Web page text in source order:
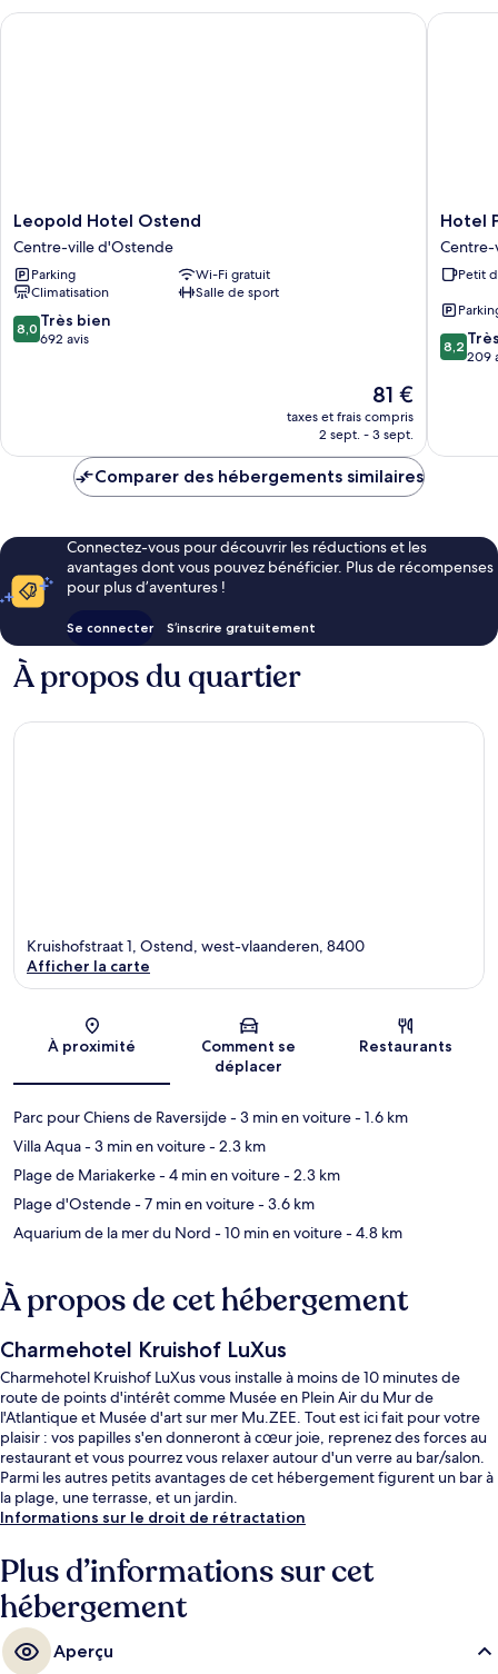
chambre
Chambre
Leopold
Hotel
Ostend
Centre-
ville
d'Ostende
Leopold Hotel Ostend
Centre-ville d'Ostende
Parking
Wi-Fi gratuit
Climatisation
Salle de sport
8.0
sur
8,0 Très bien
692 avis
Le
nouveau
prix
de
81 €
taxes et frais compris
2 sept. - 3 sept.
Leopold Hotel Ostend
Hotel
Pacific
Centre-
ville
Hotel
Petit
8.2
sur
8,2
209
Hotel
Comparer des hébergements similaires
Connectez-vous pour découvrir les réductions et les
avantages dont vous pouvez bénéficier. Plus de récompenses
pour plus d’aventures !
Se connecter S’inscrire gratuitement
À propos du quartier
Carte
Kruishofstraat 1, Ostend, west-vlaanderen, 8400
Afficher la carte
À proximité
Comment se
déplacer
Restaurants
Parc pour Chiens de Raversijde- 3 min en voiture- 1.6 km
Villa Aqua- 3 min en voiture- 2.3 km
Plage de Mariakerke- 4 min en voiture- 2.3 km
Plage d'Ostende- 7 min en voiture- 3.6 km
Aquarium de la mer du Nord - 10 min en voiture- 4.8 km
À propos de cet hébergement
Charmehotel Kruishof LuXus
Charmehotel Kruishof LuXus vous installe à moins de 10 minutes de
route de points d'intérêt comme Musée en Plein Air du Mur de
l'Atlantique et Musée d'art sur mer Mu.ZEE. Tout est ici fait pour votre
plaisir : vos papilles s'en donneront à cœur joie, reprenez des forces au
restaurant et vous pourrez vous relaxer autour d'un verre au bar/salon.
Parmi les autres petits avantages de cet hébergement figurent un bar à
la plage, une terrasse, et un jardin.
Informations sur le droit de rétractation
Plus d’informations sur cet
hébergement
Aperçu